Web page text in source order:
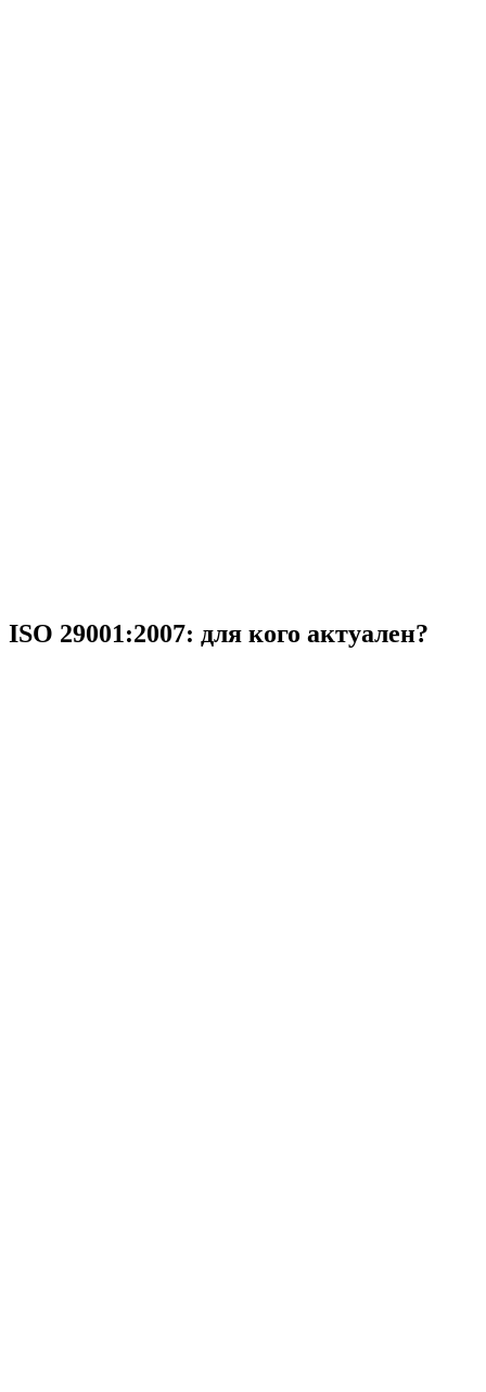
ISO 29001:2007: для кого актуален?